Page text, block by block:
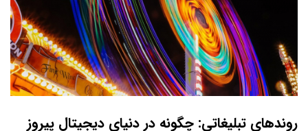
روندهای تبلیغاتی: چگونه در دنیای دیجیتال پیروز